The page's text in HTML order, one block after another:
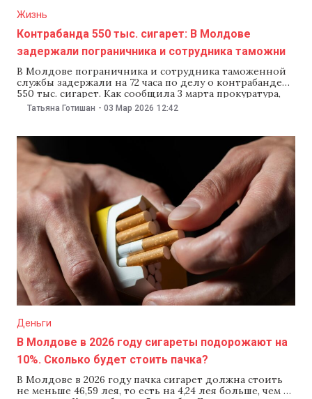
Жизнь
Контрабанда 550 тыс. сигарет: В Молдове
задержали пограничника и сотрудника таможни
В Молдове пограничника и сотрудника таможенной
службы задержали на 72 часа по делу о контрабанде
550 тыс. сигарет. Как сообщила 3 марта прокуратура,
они разрешили проезд транспортного средства,
задействованного в схеме незаконной перевозки
Прут». Правоохранители также задержали
предполагаемого организатора схемы. В прокуратуре
сообщили, что правоохранители следили
Татьяна Готишан - 03 Мар 2026 12:42
Деньги
В Молдове в 2026 году сигареты подорожают на
10%. Сколько будет стоить пачка?
В Молдове в 2026 году пачка сигарет должна стоить
не меньше 46,59 лея, то есть на 4,24 лея больше, чем в